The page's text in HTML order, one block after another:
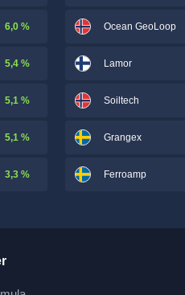
6,0 %
5,4 %
5,1 %
5,1 %
3,3 %
Ocean GeoLoop
Lamor
Soiltech
Grangex
Ferroamp